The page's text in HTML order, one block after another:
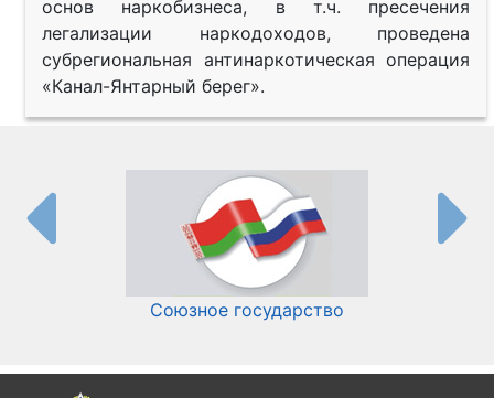
основ наркобизнеса, в т.ч. пресечения
легализации наркодоходов, проведена
субрегиональная антинаркотическая операция
«Канал-Янтарный берег».
Союзное государство